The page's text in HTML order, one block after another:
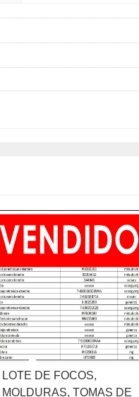
LOTE DE FOCOS,
MOLDURAS, TOMAS DE